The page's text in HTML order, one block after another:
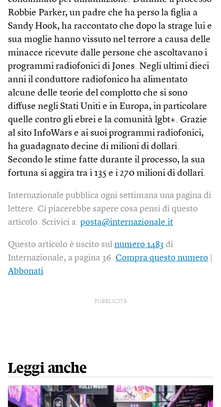
Robbie Parker, un padre che ha perso la figlia a
Sandy Hook, ha raccontato che dopo la strage lui e
sua moglie hanno vissuto nel terrore a causa delle
minacce ricevute dalle persone che ascoltavano i
programmi radiofonici di Jones. Negli ultimi dieci
anni il conduttore radiofonico ha alimentato
alcune delle teorie del complotto che si sono
diffuse negli Stati Uniti e in Europa, in particolare
quelle contro gli ebrei e la comunità lgbt+. Grazie
al sito InfoWars e ai suoi programmi radiofonici,
ha guadagnato decine di milioni di dollari.
Secondo le stime fatte durante il processo, la sua
fortuna si aggira tra i 135 e i 270 milioni di dollari.
Internazionale pubblica ogni settimana una pagina di
lettere. Ci piacerebbe sapere cosa pensi di questo
articolo. Scrivici a: posta@internazionale.it
Questo articolo è uscito sul numero 1483 di
Internazionale, a pagina 36. Compra questo numero
Abbonati
PUBBLICITÀ
Leggi anche